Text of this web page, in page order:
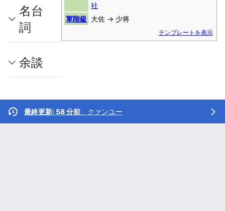
社
軍階級 大佐 → 少将
テンプレートを表示
名台
詞
余談
最終更新: 58 分前 クァンユー